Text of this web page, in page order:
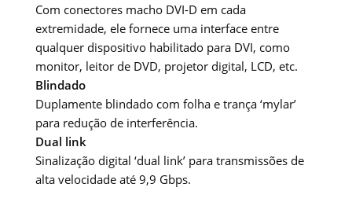
Com conectores macho DVI-D em cada
extremidade, ele fornece uma interface entre
qualquer dispositivo habilitado para DVI, como
monitor, leitor de DVD, projetor digital, LCD, etc.
Blindado
Duplamente blindado com folha e trança ‘mylar’
para redução de interferência.
Dual link
Sinalização digital ‘dual link’ para transmissões de
alta velocidade até 9,9 Gbps.